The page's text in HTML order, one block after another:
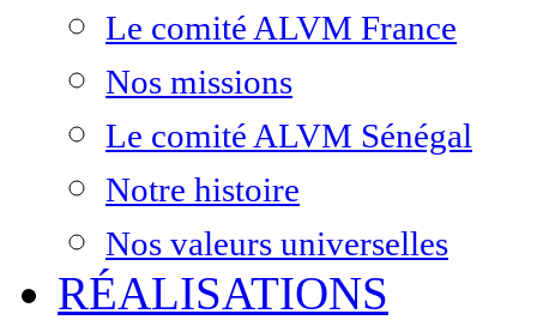
Le comité ALVM France
Nos missions
Le comité ALVM Sénégal
Notre histoire
Nos valeurs universelles
RÉALISATIONS